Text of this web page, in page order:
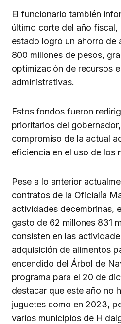
El funcionario también
último corte del año fiscal,
estado logró un ahorro de
800 millones de pesos,
optimización de recursos
administrativas.
Estos fondos fueron
prioritarios del
compromiso de la actual
eficiencia en el uso de los
Pese a lo anterior
contratos de la Oficialía
actividades decembrinas,
gasto de 62 millones 831
consisten en las
adquisición de alimentos
encendido del Árbol de
programa para el 20 de
destacar que este año no
juguetes como en 2023,
varios municipios de